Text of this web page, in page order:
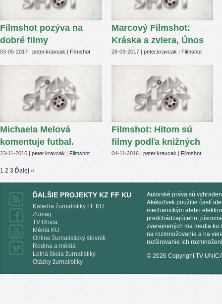
Filmshot pozýva na
dobré filmy
03-05-2017 | peter.kravcak | Filmshot
Marcový Filmshot:
Kráska a zviera, Únos
aj Masaryk
28-03-2017 | peter.kravcak | Filmshot
Michaela Melová
komentuje futbal.
Nenechajte si ujsť nový
Filmshot
23-11-2016 | peter.kravcak | Filmshot
Filmshot: Hitom sú
filmy podľa knižných
bestsellerov
04-11-2016 | peter.kravcak | Filmshot
1 2 3 Ďalej »
ĎALŠIE PROJEKTY KZ FF KU
Katedra žurnalistiky FF KU
Zumag
TV Unica
Médiá KU
Online žurnalistický slovník
Rodina a médiá
Letná škola žurnalistiky
Otázky žurnalistiky
Autorské práva sú
Akékoľvek použitie častí
mechanickým alebo
predchádzajúceho,
zverejnených ma
na rozmnožovanie a na
rozširovanie ich
© 2026 Copyright TV